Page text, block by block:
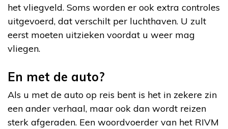
het vliegveld. Soms worden er ook extra controles
uitgevoerd, dat verschilt per luchthaven. U zult
eerst moeten uitzieken voordat u weer mag
vliegen.
En met de auto?
Als u met de auto op reis bent is het in zekere zin
een ander verhaal, maar ook dan wordt reizen
sterk afgeraden. Een woordvoerder van het RIVM